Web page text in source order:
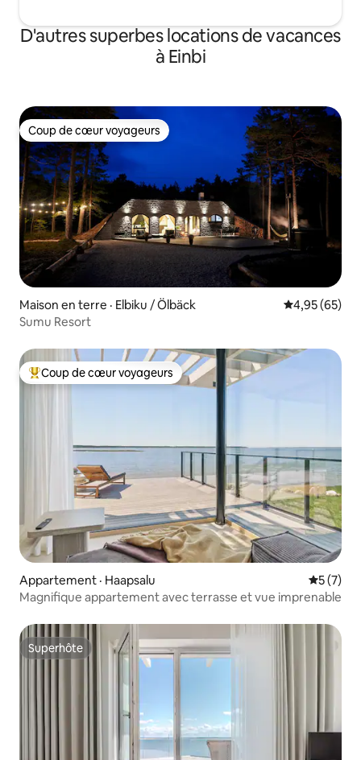
D'autres superbes locations de vacances
à Einbi
Coup de cœur voyageurs
Coup de cœur voyageurs
Maison en terre · Elbiku / Ölbäck Note
4,95 (65)
Sumu Resort
Coup de cœur voyageurs parmi les plus aimés
Coup de cœur voyageurs
Appartement · Haapsalu Note
5 (7)
Magnifique appartement avec terrasse et vue imprenable
Superhôte
Superhôte